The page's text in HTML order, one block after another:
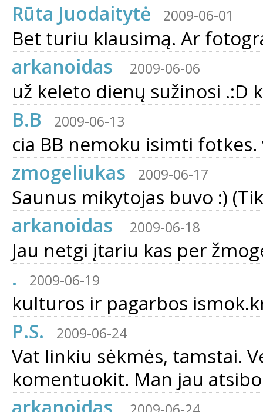
Rūta Juodaitytė
2009-06-01
Bet turiu klausimą. Ar
arkanoidas
2009-06-06
už keleto dienų sužinosi .:D
B.B
2009-06-13
cia BB nemoku isimti
zmogeliukas
2009-06-17
Saunus mikytojas buvo :)
arkanoidas
2009-06-18
Jau netgi įtariu kas per
.
2009-06-19
kulturos ir pagarbos
P.S.
2009-06-24
Vat linkiu sėkmės, tamstai.
komentuokit. Man jau